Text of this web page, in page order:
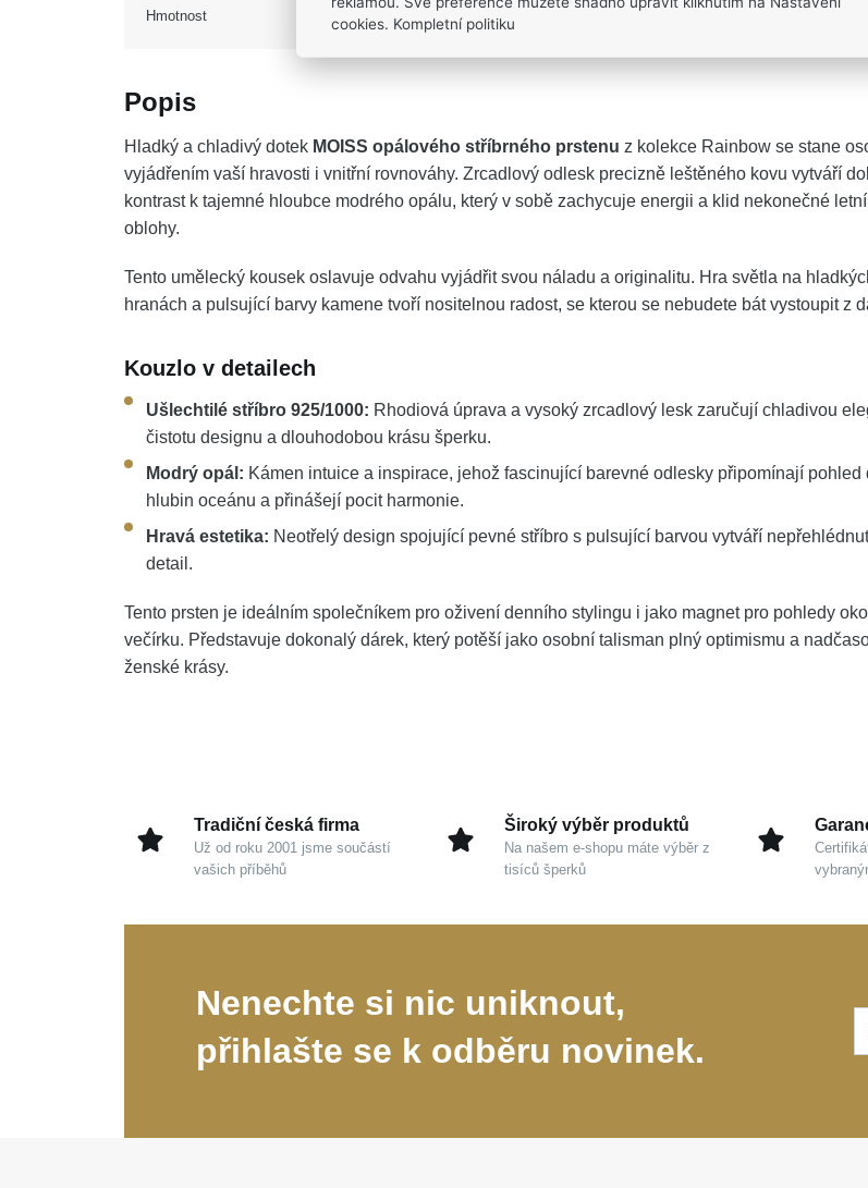
Hmotnost
Popis
Hladký a chladivý dotek MOISS opálového stříbrného prstenu z kolekce Rainbow se stane
vyjádřením vaší hravosti i vnitřní rovnováhy. Zrcadlový odlesk precizně leštěného kovu vytváří
kontrast k tajemné hloubce modrého opálu, který v sobě zachycuje energii a klid nekonečné letní
oblohy.
Tento umělecký kousek oslavuje odvahu vyjádřit svou náladu a originalitu. Hra světla na
hranách a pulsující barvy kamene tvoří nositelnou radost, se kterou se nebudete bát vystoupit z
Kouzlo v detailech
Ušlechtilé stříbro 925/1000: Rhodiová úprava a vysoký zrcadlový lesk zaručují chladivou
čistotu designu a dlouhodobou krásu šperku.
Modrý opál: Kámen intuice a inspirace, jehož fascinující barevné odlesky připomínají pohled
hlubin oceánu a přinášejí pocit harmonie.
Hravá estetika: Neotřelý design spojující pevné stříbro s pulsující barvou vytváří
detail.
Tento prsten je ideálním společníkem pro oživení denního stylingu i jako magnet pro pohledy
večírku. Představuje dokonalý dárek, který potěší jako osobní talisman plný optimismu a
ženské krásy.
Tradiční česká firma
Už od roku 2001 jsme součástí
vašich příběhů
Široký výběr produktů
Na našem e-shopu máte výběr z
tisíců šperků
Nenechte si nic uniknout,
přihlašte se k odběru novinek.
cookies. Kompletní politiku